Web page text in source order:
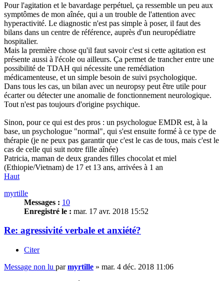
Pour l'agitation et le bavardage perpétuel, ça ressemble un peu aux
symptômes de mon aînée, qui a un trouble de l'attention avec
hyperactivité. Le diagnostic n'est pas simple à poser, il faut des
bilans dans un centre de référence, auprès d'un neuropédiatre
hospitalier.
Mais la première chose qu'il faut savoir c'est si cette agitation est
présente aussi à l'école ou ailleurs. Ça permet de trancher entre une
possibilité de TDAH qui nécessite une remédiation
médicamenteuse, et un simple besoin de suivi psychologique.
Dans tous les cas, un bilan avec un neuropsy peut être utile pour
écarter ou détecter une anomalie de fonctionnement neurologique.
Tout n'est pas toujours d'origine psychique.
Sinon, pour ce qui est des pros : un psychologue EMDR est, à la
base, un psychologue "normal", qui s'est ensuite formé à ce type de
thérapie (je ne peux pas garantir que c'est le cas de tous, mais c'est le
cas de celle qui suit notre fille aînée)
Patricia, maman de deux grandes filles chocolat et miel
(Ethiopie/Vietnam) de 17 et 13 ans, arrivées à 1 an
Haut
myrtille
Messages : 10
Enregistré le : mar. 17 avr. 2018 15:52
Re: agressivité verbale et anxiété?
Citer
Message non lu parmyrtille » mar. 4 déc. 2018 11:06